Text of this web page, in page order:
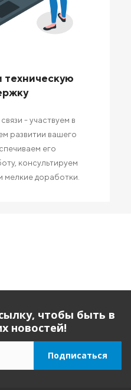
- участвуем в
развитии вашего
его
консультируем
мелкие доработки.
чтобы быть в
новостей!